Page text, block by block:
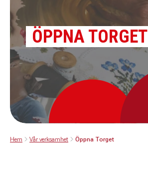
ÖPPNA TORGET
Hem Vår verksamhet Öppna Torget